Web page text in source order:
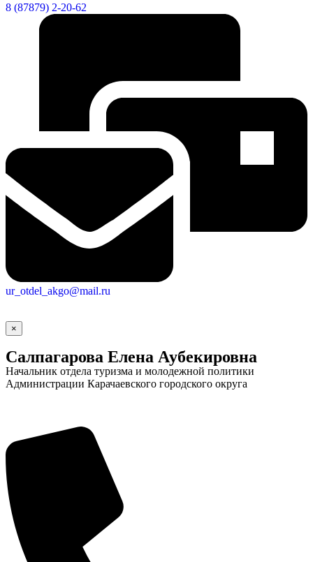
8 (87879) 2-20-62
ur_otdel_akgo@mail.ru
×
Салпагарова Елена Аубекировна
Начальник отдела туризма и молодежной политики
Администрации Карачаевского городского округа